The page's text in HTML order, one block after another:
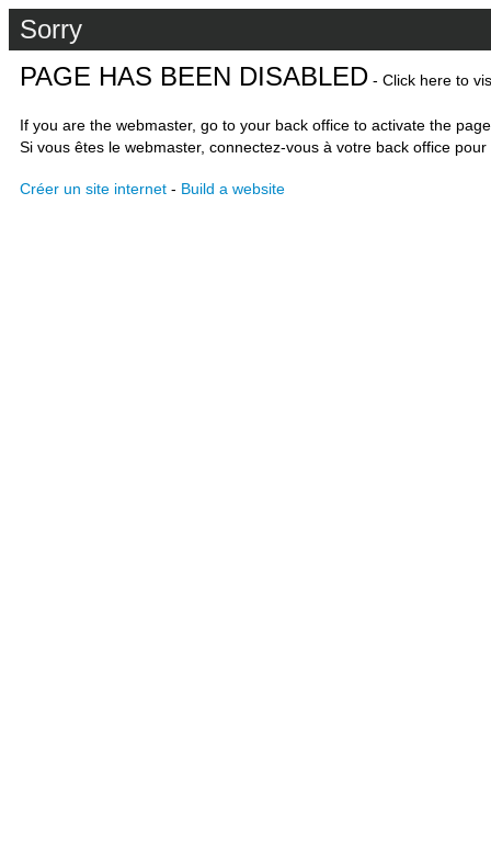
Sorry
PAGE HAS BEEN DISABLED - Click here to
If you are the webmaster, go to your back office to activate the
Si vous êtes le webmaster, connectez-vous à votre back office
Créer un site internet - Build a website